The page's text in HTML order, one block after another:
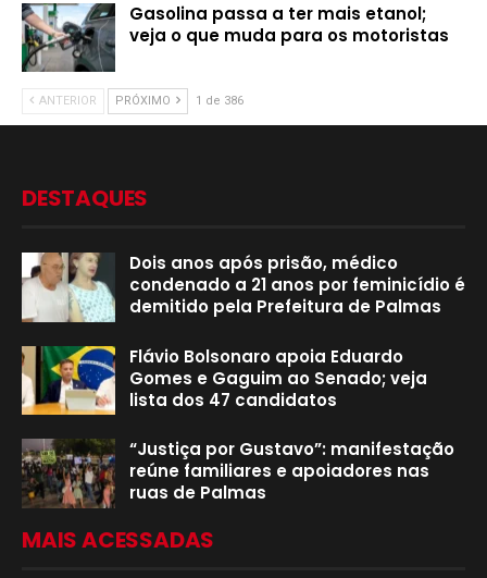
Gasolina passa a ter mais etanol;
veja o que muda para os motoristas
ANTERIOR PRÓXIMO 1 de 386
DESTAQUES
Dois anos após prisão, médico
condenado a 21 anos por feminicídio é
demitido pela Prefeitura de Palmas
Flávio Bolsonaro apoia Eduardo
Gomes e Gaguim ao Senado; veja
lista dos 47 candidatos
“Justiça por Gustavo”: manifestação
reúne familiares e apoiadores nas
ruas de Palmas
MAIS ACESSADAS